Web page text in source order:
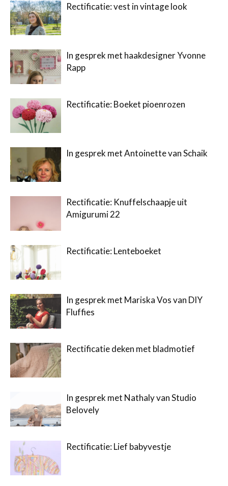
Rectificatie: vest in vintage look
In gesprek met haakdesigner Yvonne
Rapp
Rectificatie: Boeket pioenrozen
In gesprek met Antoinette van Schaik
Rectificatie: Knuffelschaapje uit
Amigurumi 22
Rectificatie: Lenteboeket
In gesprek met Mariska Vos van DIY
Fluffies
Rectificatie deken met bladmotief
In gesprek met Nathaly van Studio
Belovely
Rectificatie: Lief babyvestje